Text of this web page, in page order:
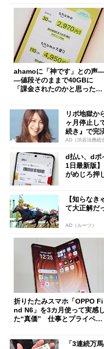
ahamoに「神です」との声―
―値段そのままで40GBに
「課金されたのかと思った」
リボ地獄か
ヶ月停止し
続き』で完
AD（渋谷法務総
d払い、dポ
1日最新版
がめじろ押
【知らな
て大正解だ
AD（ルーツ）
折りたたみスマホ「OPPO Fi
nd N6」を3カ月使って実感
た“真価” 仕事とプライベー
「3連続万